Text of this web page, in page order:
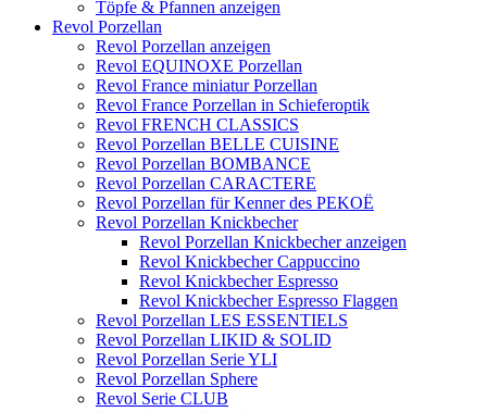
Töpfe & Pfannen anzeigen
Revol Porzellan
Revol Porzellan anzeigen
Revol EQUINOXE Porzellan
Revol France miniatur Porzellan
Revol France Porzellan in Schieferoptik
Revol FRENCH CLASSICS
Revol Porzellan BELLE CUISINE
Revol Porzellan BOMBANCE
Revol Porzellan CARACTERE
Revol Porzellan für Kenner des PEKOË
Revol Porzellan Knickbecher
Revol Porzellan Knickbecher anzeigen
Revol Knickbecher Cappuccino
Revol Knickbecher Espresso
Revol Knickbecher Espresso Flaggen
Revol Porzellan LES ESSENTIELS
Revol Porzellan LIKID & SOLID
Revol Porzellan Serie YLI
Revol Porzellan Sphere
Revol Serie CLUB